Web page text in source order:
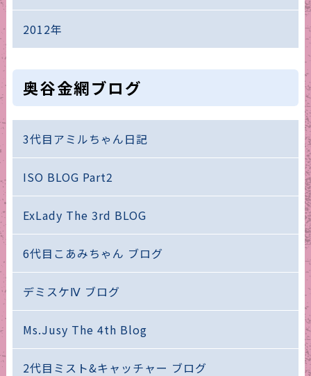
2012年
奥谷金網ブログ
3代目アミルちゃん日記
ISO BLOG Part2
ExLady The 3rd BLOG
6代目こあみちゃん ブログ
デミスケⅣ ブログ
Ms.Jusy The 4th Blog
2代目ミスト&キャッチャー ブログ